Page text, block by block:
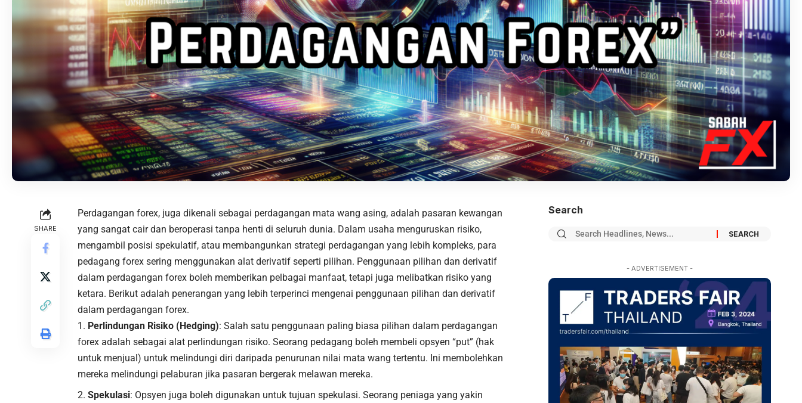
SHARE
Perdagangan forex, juga dikenali sebagai perdagangan mata wang asing, adalah pasaran kewangan
yang sangat cair dan beroperasi tanpa henti di seluruh dunia. Dalam usaha menguruskan risiko,
mengambil posisi spekulatif, atau membangunkan strategi perdagangan yang lebih kompleks, para
pedagang forex sering menggunakan alat derivatif seperti pilihan. Penggunaan pilihan dan derivatif
dalam perdagangan forex boleh memberikan pelbagai manfaat, tetapi juga melibatkan risiko yang
ketara. Berikut adalah penerangan yang lebih terperinci mengenai penggunaan pilihan dan derivatif
dalam perdagangan forex.
Perlindungan Risiko (Hedging): Salah satu penggunaan paling biasa pilihan dalam perdagangan
forex adalah sebagai alat perlindungan risiko. Seorang pedagang boleh membeli opsyen “put” (hak
untuk menjual) untuk melindungi diri daripada penurunan nilai mata wang tertentu. Ini membolehkan
mereka melindungi pelaburan jika pasaran bergerak melawan mereka.
Spekulasi: Opsyen juga boleh digunakan untuk tujuan spekulasi. Seorang peniaga yang yakin
Search
- ADVERTISEMENT -